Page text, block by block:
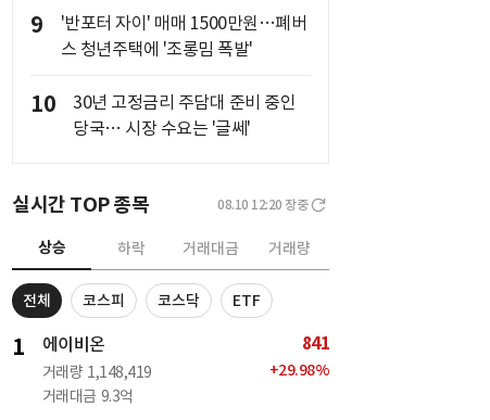
9
'반포터 자이' 매매 1500만원…폐버
스 청년주택에 '조롱밈 폭발'
10
30년 고정금리 주담대 준비 중인
당국… 시장 수요는 '글쎄'
실시간 TOP 종목 08.10 12:20 장중
상승 하락 거래대금 거래량
전체 코스피 코스닥 ETF
1 에이비온
거래량 1,148,419
거래대금 9.3억
841
+29.98%